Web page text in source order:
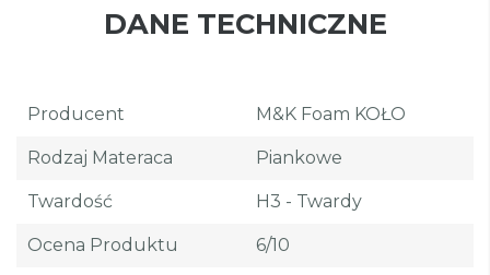
DANE TECHNICZNE
Producent M&K Foam KOŁO
Rodzaj Materaca Piankowe
Twardość H3 - Twardy
Ocena Produktu 6/10